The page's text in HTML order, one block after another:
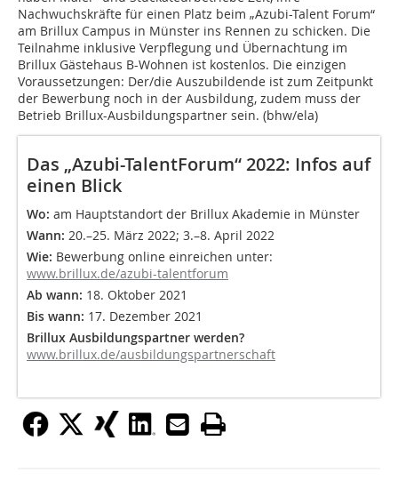
Nachwuchskräfte für einen Platz beim „Azubi-Talent Forum“
am Brillux Campus in Münster ins Rennen zu schicken. Die
Teilnahme inklusive Verpflegung und Übernachtung im
Brillux Gästehaus B-Wohnen ist kostenlos. Die einzigen
Voraussetzungen: Der/die Auszubildende ist zum Zeitpunkt
der Bewerbung noch in der Ausbildung, zudem muss der
Betrieb Brillux-Ausbildungspartner sein. (bhw/ela)
Das „Azubi-TalentForum“ 2022: Infos auf
einen Blick
Wo: am Hauptstandort der Brillux Akademie in Münster
Wann: 20.–25. März 2022; 3.–8. April 2022
Wie: Bewerbung online einreichen unter:
www.brillux.de/azubi-talentforum
Ab wann: 18. Oktober 2021
Bis wann: 17. Dezember 2021
Brillux Ausbildungspartner werden?
www.brillux.de/ausbildungspartnerschaft